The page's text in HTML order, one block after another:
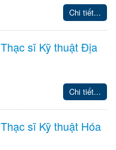
Chi tiết...
sĩ Kỹ thuật Địa
Chi tiết...
sĩ Kỹ thuật Hóa